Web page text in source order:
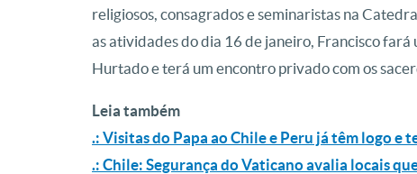
religiosos, consagrados e seminaristas na
as atividades do dia 16 de janeiro, Francisco
Hurtado e terá um encontro privado com os
Leia também
.: Visitas do Papa ao Chile e Peru já têm logo e
.: Chile: Segurança do Vaticano avalia locais